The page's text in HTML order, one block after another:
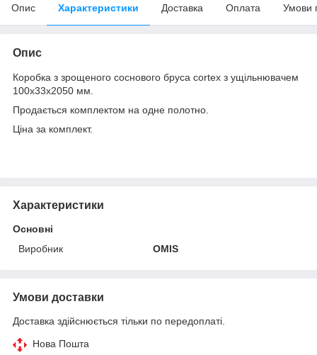
Опис Характеристики Доставка Оплата Умови
Опис
Коробка з зрощеного соснового бруса cortex з ущільнювачем
100х33х2050 мм.
Продається комплектом на одне полотно.
Ціна за комплект.
Характеристики
Основні
Виробник
OMIS
Умови доставки
Доставка здійснюється тільки по передоплаті.
Нова Пошта